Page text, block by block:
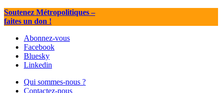
Soutenez Métropolitiques–
faites un don !
Abonnez-vous
Facebook
Bluesky
Linkedin
Qui sommes-nous ?
Contactez-nous